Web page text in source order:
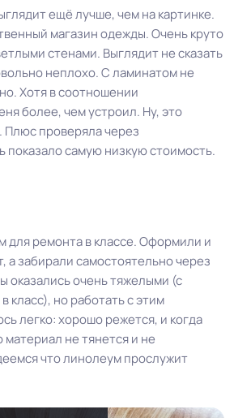
ещё лучше, чем на картинке.
магазин одежды. Очень круто
стенами. Выглядит не сказать
неплохо. С ламинатом не
Хотя в соотношении
более, чем устроил. Ну, это
проверяла через
показало самую низкую стоимость.
для ремонта в классе. Оформили и
а забирали самостоятельно через
оказались очень тяжелыми (с
класс), но работать с этим
легко: хорошо режется, и когда
материал не тянется и не
что линолеум прослужит